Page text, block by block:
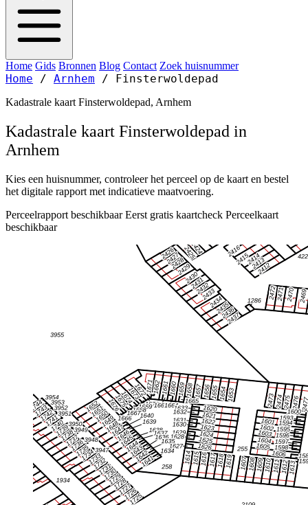
Home Gids Bronnen Blog Contact Zoek huisnummer
Home / Arnhem / Finsterwoldepad
Kadastrale kaart Finsterwoldepad, Arnhem
Kadastrale kaart Finsterwoldepad in
Arnhem
Kies een huisnummer, controleer het perceel op de kaart en bestel
het digitale rapport met indicatieve maatvoering.
Perceelrapport beschikbaar Eerst gratis kaartcheck Perceelkaart
beschikbaar